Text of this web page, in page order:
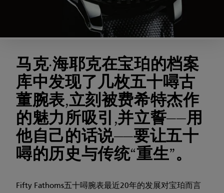
马克·海耶克在宝珀的档案
库中发现了几枚五十噚古
董腕表,立刻被费希特杰作
的魅力所吸引,并立誓——用
他自己的话说——要让五十
噚的历史与传统“重生”。
Fifty Fathoms五十噚腕表最近20年的发展对宝珀而言